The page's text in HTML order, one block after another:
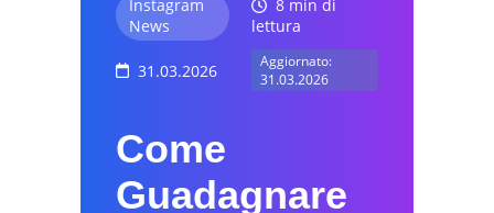
Instagram
News
8 min di
lettura
31.03.2026
Aggiornato:
31.03.2026
Come
Guadagnare